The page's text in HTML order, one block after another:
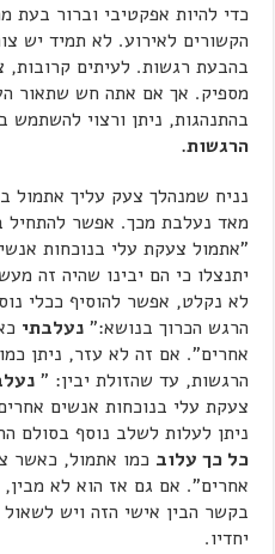
כדי להיות אפקטיבי וברור
הקשורים לאירוע. לא תמיד יש
בהבעת רגשות. לעיתים קרובות,
מספיק. אך אם אתה חש שתאור
בהתנהגות, ניתן ורצוי להשתמש
הרגשות.
נניח שמנהלך צעק עליך אתמול
מאד נעלבת מכך. אפשר להתחיל
"אתמול צעקת עלי בנוכחות
יתנצלו כי הם יבינו שהיה זה
לא נקלט, אפשר להוסיף ככלי
הרגש הכרוך בנושא:"נעלבתי
אחרים". אם זה לא עזר, ניתן
הרגשות, עד שהזולת יבין: "
צעקת עלי בנוכחות אנשים
ניתן לעלות לשלב נוסף בסולם
כל כך עלוב כמו אתמול, כאשר
אחרים". אם גם אז הוא לא
בקשר הבין אישי הזה ויש
יחדיו.